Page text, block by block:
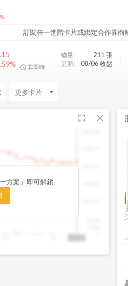
%
訂閱任一進階卡片或綁定合作券商
非即時
總量: 211 張
更新:
08/06 收盤
arrow_drop_down
fullscreen close
方案」即可解鎖